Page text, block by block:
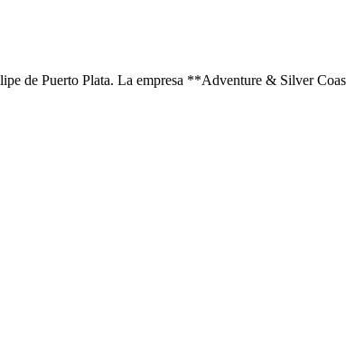
de Puerto Plata. La empresa **Adventure & Silver